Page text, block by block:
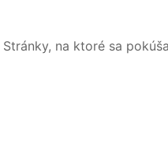
Stránky, na ktoré sa